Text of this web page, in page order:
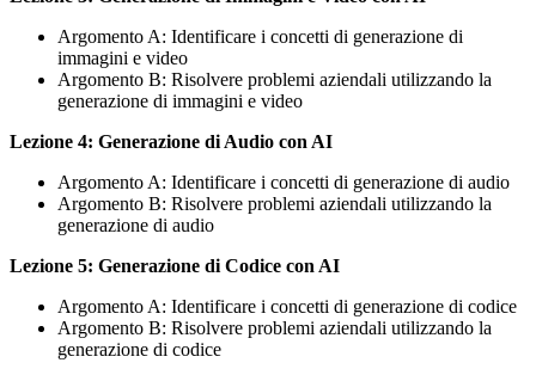
Argomento A: Identificare i concetti di generazione di
immagini e video
Argomento B: Risolvere problemi aziendali utilizzando la
generazione di immagini e video
Lezione 4: Generazione di Audio con AI
Argomento A: Identificare i concetti di generazione di audio
Argomento B: Risolvere problemi aziendali utilizzando la
generazione di audio
Lezione 5: Generazione di Codice con AI
Argomento A: Identificare i concetti di generazione di codice
Argomento B: Risolvere problemi aziendali utilizzando la
generazione di codice